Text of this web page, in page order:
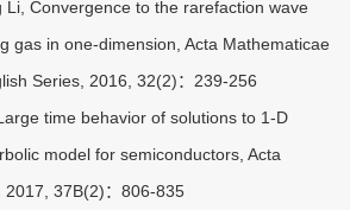
Li, Convergence to the rarefaction wave
gas in one-dimension, Acta Mathematicae
Series, 2016, 32(2)：239-256
time behavior of solutions to 1-D
model for semiconductors, Acta
2017, 37B(2)：806-835